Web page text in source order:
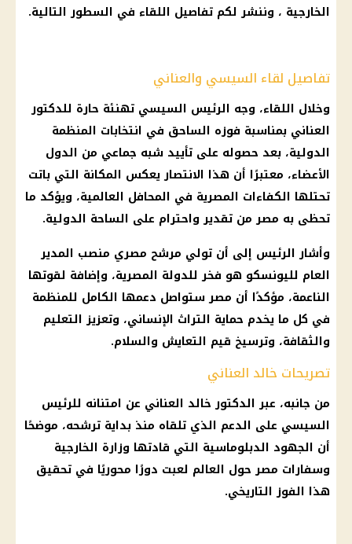
الخارجية ، وننشر لكم تفاصيل اللقاء في السطور التالية.
تفاصيل لقاء السيسي والعناني
وخلال اللقاء، وجه الرئيس السيسي تهنئة حارة للدكتور
العناني بمناسبة فوزه الساحق في انتخابات المنظمة
الدولية، بعد حصوله على تأييد شبه جماعي من الدول
الأعضاء، معتبرًا أن هذا الانتصار يعكس المكانة التي باتت
تحتلها الكفاءات المصرية في المحافل العالمية، ويؤكد ما
تحظى به مصر من تقدير واحترام على الساحة الدولية.
وأشار الرئيس إلى أن تولي مرشح مصري منصب المدير
العام لليونسكو هو فخر للدولة المصرية، وإضافة لقوتها
الناعمة، مؤكدًا أن مصر ستواصل دعمها الكامل للمنظمة
في كل ما يخدم حماية التراث الإنساني، وتعزيز التعليم
والثقافة، وترسيخ قيم التعايش والسلام.
تصريحات خالد العناني
من جانبه، عبر الدكتور خالد العناني عن امتنانه للرئيس
السيسي على الدعم الذي تلقاه منذ بداية ترشحه، موضحًا
أن الجهود الدبلوماسية التي قادتها وزارة الخارجية
وسفارات مصر حول العالم لعبت دورًا محوريًا في تحقيق
هذا الفوز التاريخي.